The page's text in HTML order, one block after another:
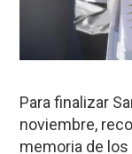
Para finalizar
noviembre,
memoria de los